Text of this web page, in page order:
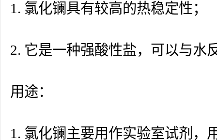
1. 氯化镧具有较高的热稳定性；
2. 它是一种强酸性盐，可以与水
用途：
1. 氯化镧主要用作实验室试剂，